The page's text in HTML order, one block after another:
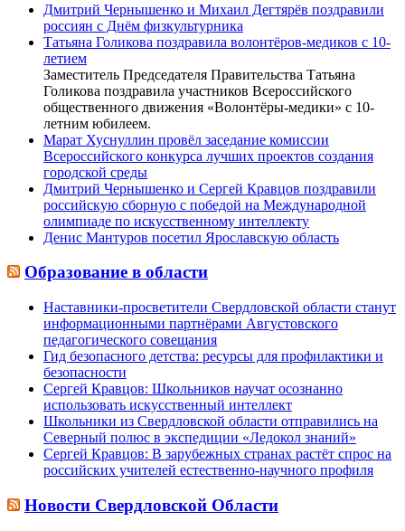
Дмитрий Чернышенко и Михаил Дегтярёв поздравили
россиян с Днём физкультурника
Татьяна Голикова поздравила волонтёров-медиков с 10-
летием
Заместитель Председателя Правительства Татьяна
Голикова поздравила участников Всероссийского
общественного движения «Волонтёры-медики» с 10-
летним юбилеем.
Марат Хуснуллин провёл заседание комиссии
Всероссийского конкурса лучших проектов создания
городской среды
Дмитрий Чернышенко и Сергей Кравцов поздравили
российскую сборную с победой на Международной
олимпиаде по искусственному интеллекту
Денис Мантуров посетил Ярославскую область
Образование в области
Наставники-просветители Свердловской области станут
информационными партнёрами Августовского
педагогического совещания
Гид безопасного детства: ресурсы для профилактики и
безопасности
Сергей Кравцов: Школьников научат осознанно
использовать искусственный интеллект
Школьники из Свердловской области отправились на
Северный полюс в экспедиции «Ледокол знаний»
Сергей Кравцов: В зарубежных странах растёт спрос на
российских учителей естественно-научного профиля
Новости Свердловской Области